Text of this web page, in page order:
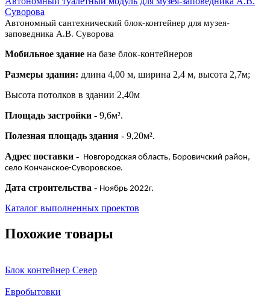
Суворова
Автономный сантехнический блок-контейнер для музея-
заповедника А.В. Суворова
Мобильное здание на базе блок-контейнеров
Размеры здания: длина 4,00 м, ширина 2,4 м, высота 2,7м;
Высота потолков в здании 2,40м
Площадь застройки - 9,6м².
Полезная площадь здания - 9,20м².
Адрес поставки - Новгородская область, Боровичский район,
село Кончанское-Суворовское.
Дата строительства - Ноябрь 2022г.
Каталог выполненных проектов
Похожие товары
Блок контейнер Север
Евробытовки